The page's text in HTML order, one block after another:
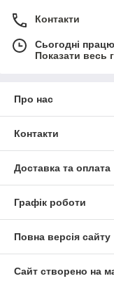
Контакти
Сьогодні
Показати весь
Про нас
Контакти
Доставка та оплата
Графік роботи
Повна версія сайту
Сайт створено на